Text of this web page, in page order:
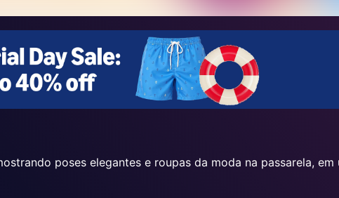
poses elegantes e roupas da moda na passarela, em